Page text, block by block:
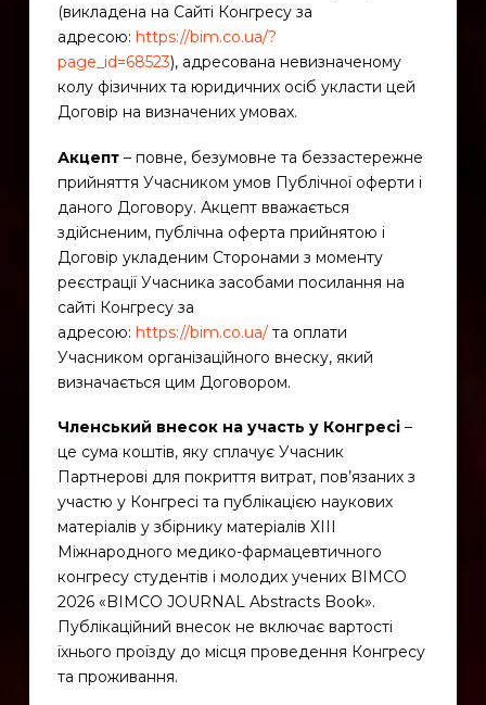
(викладена на Сайті Конгресу за
адресою: https://bim.co.ua/?
page_id=68523), адресована невизначеному
колу фізичних та юридичних осіб укласти цей
Договір на визначених умовах.
Акцепт– повне, безумовне та беззастережне
прийняття Учасником умов Публічної оферти і
даного Договору. Акцепт вважається
здійсненим, публічна оферта прийнятою і
Договір укладеним Сторонами з моменту
реєстрації Учасника засобами посилання на
сайті Конгресу за
адресою: https://bim.co.ua/та оплати
Учасником організаційного внеску, який
визначається цим Договором.
Членський внесок на участь у Конгресі –
це сума коштів, яку сплачує Учасник
Партнерові для покриття витрат, пов’язаних з
участю у Конгресі та публікацією наукових
матеріалів у збірнику матеріалів ХІІІ
Міжнародного медико-фармацевтичного
конгресу студентів і молодих учених BIMCO
2026 «BIMCO JOURNAL Abstracts Book».
Публікаційний внесок не включає вартості
їхнього проїзду до місця проведення Конгресу
та проживання.